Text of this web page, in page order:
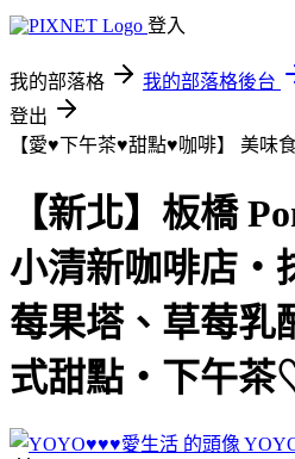
登入
我的部落格 我的部落格後台
登出
【愛♥下午茶♥甜點♥咖啡】 美味
【新北】板橋
小清新咖啡店‧
莓果塔、草莓
式甜點‧下午